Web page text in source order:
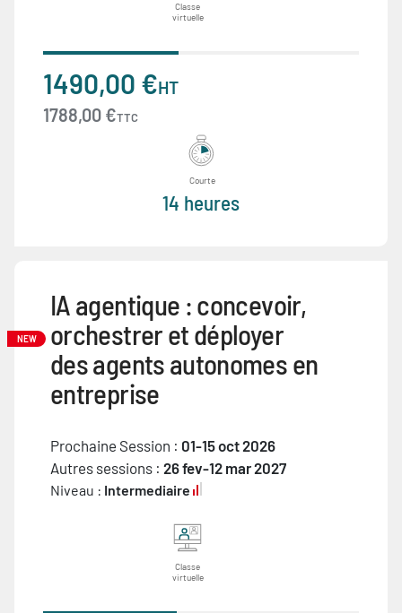
Classe
virtuelle
1490,00 €HT
1788,00 €TTC
Courte
14 heures
NEW
IA agentique : concevoir,
orchestrer et déployer
des agents autonomes en
entreprise
Prochaine Session : 01-15 oct 2026
Autres sessions : 26 fev-12 mar 2027
Niveau : Intermediaire
Classe
virtuelle